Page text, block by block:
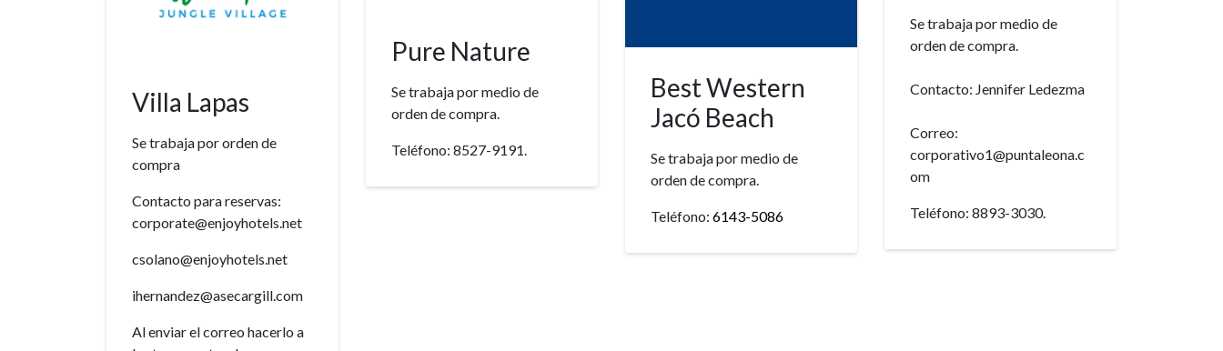
Villa Lapas
Se trabaja por orden de
compra
Contacto para reservas:
corporate@enjoyhotels.net
csolano@enjoyhotels.net
ihernandez@asecargill.com
Al enviar el correo hacerlo a
Pure Nature
Se trabaja por medio de
orden de compra.
Teléfono: 8527-9191.
Best Western
Jacó Beach
Se trabaja por medio de
orden de compra.
Teléfono: 6143-5086
Se trabaja por medio de
orden de compra.
Contacto: Jennifer Ledezma
Correo:
corporativo1@puntaleona.c
om
Teléfono: 8893-3030.